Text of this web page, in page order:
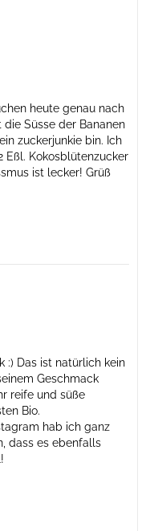
heute genau nach
die Süsse der Bananen
zuckerjunkie bin. Ich
Eßl. Kokosblütenzucker
ist lecker! Grüß
:) Das ist natürlich kein
Geschmack
reife und süße
Bio.
hab ich ganz
dass es ebenfalls